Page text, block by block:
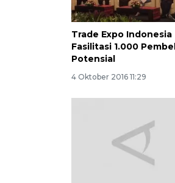
Trade Expo Indonesia
Fasilitasi 1.000
Potensial
4 Oktober 2016 11:29